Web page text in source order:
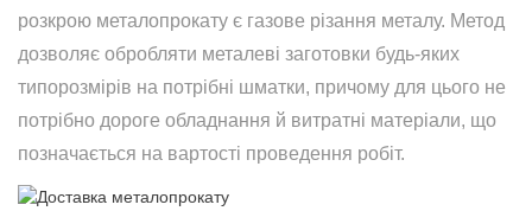
розкрою металопрокату є газове різання металу. Метод
дозволяє обробляти металеві заготовки будь-яких
типорозмірів на потрібні шматки, причому для цього не
потрібно дороге обладнання й витратні матеріали, що
позначається на вартості проведення робіт.